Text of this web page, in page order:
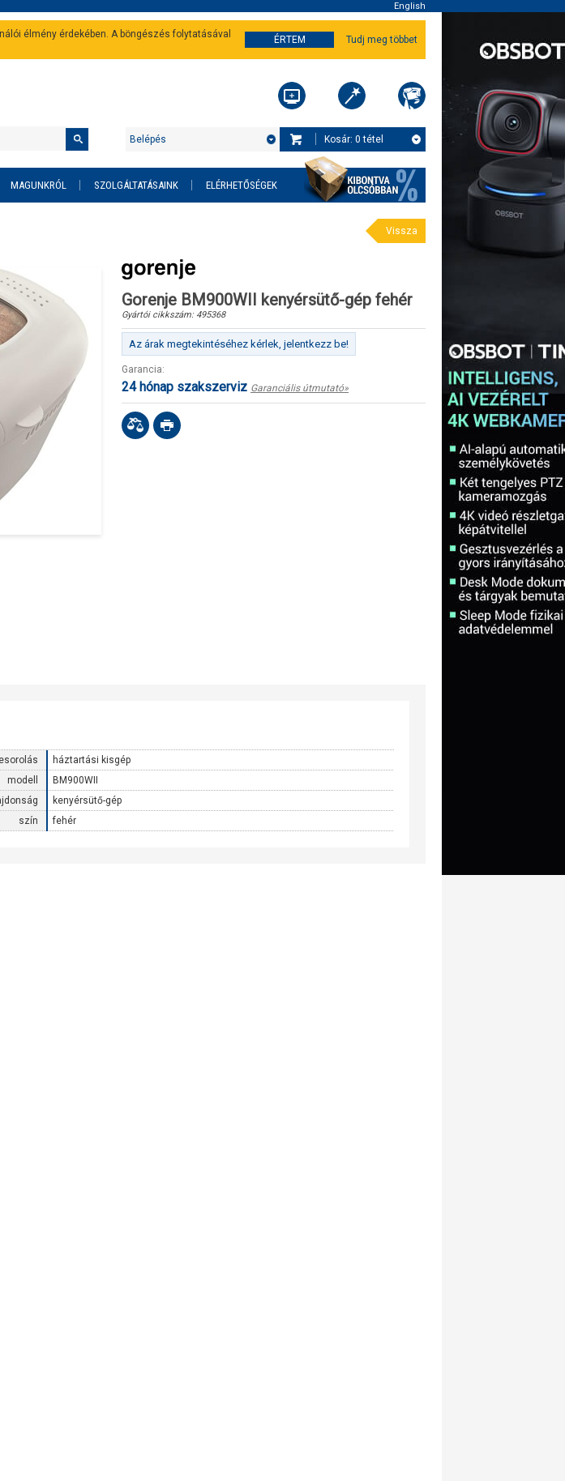
English
élmény érdekében. A böngészés folytatásával
ÉRTEM Tudj meg többet
Kosár: 0 tétel
Belépés
MAGUNKRÓL SZOLGÁLTATÁSAINK ELÉRHETŐSÉGEK
Vissza
Gorenje BM900WII kenyérsütő-gép fehér
Gyártói cikkszám: 495368
Az árak megtekintéséhez kérlek, jelentkezz be!
Garancia:
24 hónap szakszerviz Garanciális útmutató»
háztartási kisgép
modell
BM900WII
kenyérsütő-gép
szín
fehér